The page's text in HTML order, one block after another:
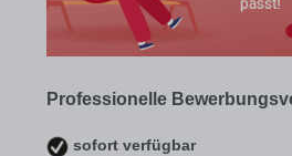
Professionelle
sofort verfügbar